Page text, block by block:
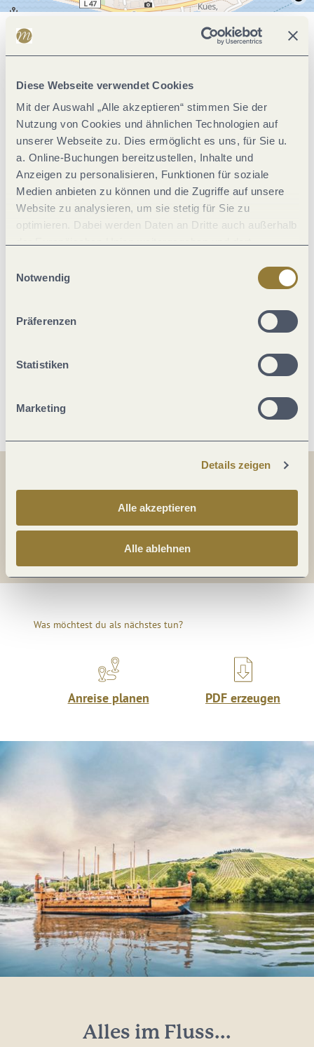
Diese Webseite verwendet Cookies
Mit der Auswahl „Alle akzeptieren“ stimmen Sie der
Nutzung von Cookies und ähnlichen Technologien auf
unserer Webseite zu. Dies ermöglicht es uns, für Sie u.
a. Online-Buchungen bereitzustellen, Inhalte und
Anzeigen zu personalisieren, Funktionen für soziale
Medien anbieten zu können und die Zugriffe auf unsere
Website zu analysieren, um sie stetig für Sie zu
optimieren. Dabei werden Daten an Dritte auch außerhalb
jederzeit widerrufen werden. Mit der Auswahl "Alle
ablehnen" kann es zu Beeinträchtigungen in der Nutzung
Notwendig
Präferenzen
Statistiken
Marketing
Details zeigen
Alle akzeptieren
Alle ablehnen
Allgemeine Informationen
Klassifikationen
Lage
Verpflegung
Einrichtungen Betrieb
Teilen Teilen
Teilen
Was möchtest du als nächstes tun?
Anreise planen PDF erzeugen
Alles im Fluss...